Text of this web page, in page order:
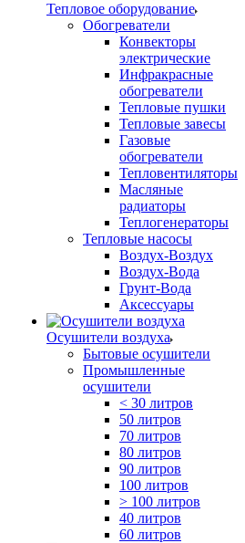
Тепловое оборудование
Обогреватели
Конвекторы
электрические
Инфракрасные
обогреватели
Тепловые пушки
Тепловые завесы
Газовые
обогреватели
Тепловентиляторы
Масляные
радиаторы
Теплогенераторы
Тепловые насосы
Воздух-Воздух
Воздух-Вода
Грунт-Вода
Аксессуары
Осушители воздуха
Бытовые осушители
Промышленные
осушители
< 30 литров
50 литров
70 литров
80 литров
90 литров
100 литров
> 100 литров
40 литров
60 литров